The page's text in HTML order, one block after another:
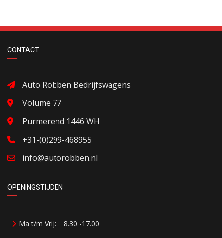
CONTACT
Auto Robben Bedrijfswagens
Volume 77
Purmerend 1446 WH
+31-(0)299-468955
info@autorobben.nl
OPENINGSTIJDEN
Ma t/m Vrij: 8.30 -17.00